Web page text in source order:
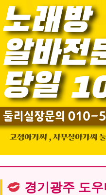
경기광주 도